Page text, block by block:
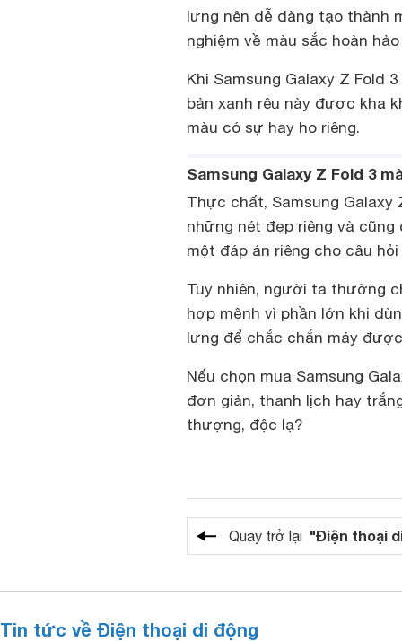
lưng nên dễ dàng tạo thành
nghiệm về màu sắc hoàn
Khi Samsung Galaxy Z Fold
bản xanh rêu này được kha
màu có sự hay ho riêng.
Samsung Galaxy Z Fold 3
Thực chất, Samsung Galaxy
những nét đẹp riêng và
một đáp án riêng cho câu
Tuy nhiên, người ta thường
hợp mệnh vì phần lớn khi
lưng để chắc chắn máy
Nếu chọn mua Samsung
đơn giản, thanh lịch hay
thượng, độc lạ?
Quay trở lại "Điện thoại
Tin tức về Điện thoại di động